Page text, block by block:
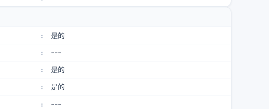
: 是的
: ---
: 是的
: 是的
: ---